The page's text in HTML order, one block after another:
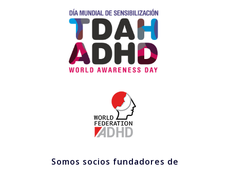
Somos socios fundadores de